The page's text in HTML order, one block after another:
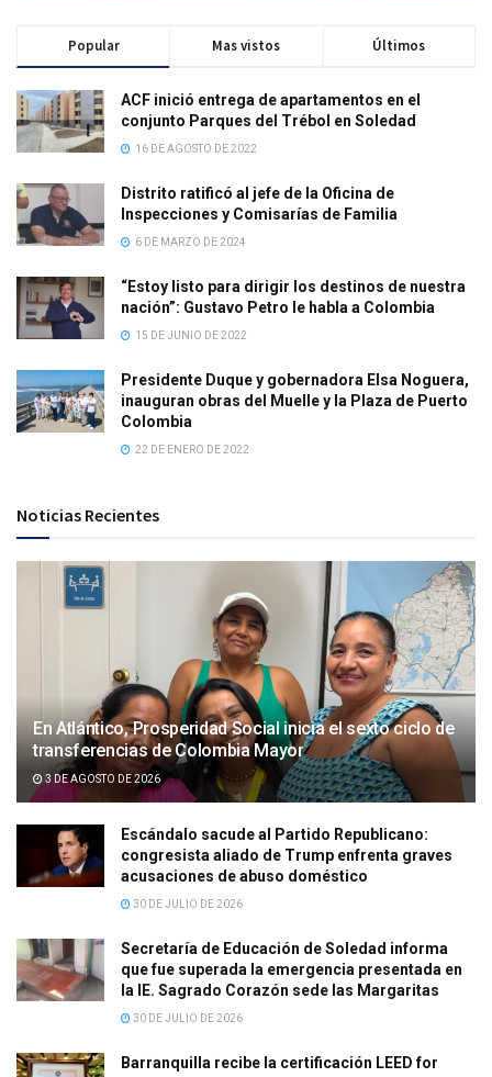
Popular Mas vistos Últimos
ACF inició entrega de apartamentos en el
conjunto Parques del Trébol en Soledad
16 DE AGOSTO DE 2022
Distrito ratificó al jefe de la Oficina de
Inspecciones y Comisarías de Familia
6 DE MARZO DE 2024
“Estoy listo para dirigir los destinos de nuestra
nación”: Gustavo Petro le habla a Colombia
15 DE JUNIO DE 2022
Presidente Duque y gobernadora Elsa Noguera,
inauguran obras del Muelle y la Plaza de Puerto
Colombia
22 DE ENERO DE 2022
Noticias Recientes
En Atlántico, Prosperidad Social inicia el sexto ciclo de
transferencias de Colombia Mayor
3 DE AGOSTO DE 2026
Escándalo sacude al Partido Republicano:
congresista aliado de Trump enfrenta graves
acusaciones de abuso doméstico
30 DE JULIO DE 2026
Secretaría de Educación de Soledad informa
que fue superada la emergencia presentada en
la IE. Sagrado Corazón sede las Margaritas
30 DE JULIO DE 2026
Barranquilla recibe la certificación LEED for